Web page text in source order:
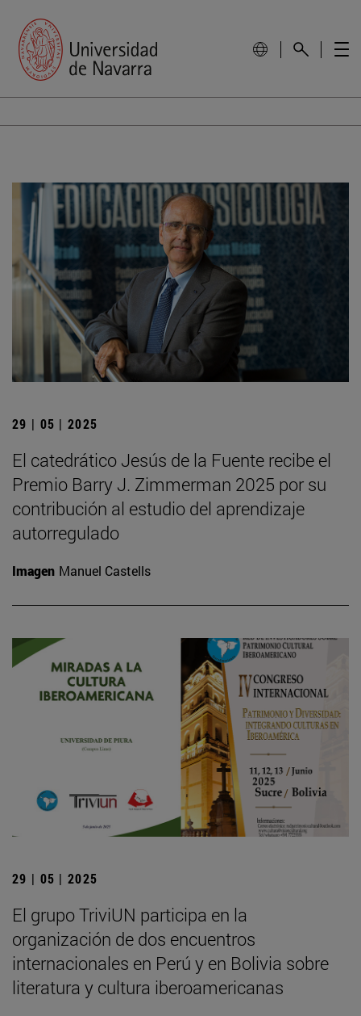
29 | 05 | 2025
El catedrático Jesús de la Fuente recibe el
Premio Barry J. Zimmerman 2025 por su
contribución al estudio del aprendizaje
autorregulado
Imagen Manuel Castells
29 | 05 | 2025
El grupo TriviUN participa en la
organización de dos encuentros
internacionales en Perú y en Bolivia sobre
literatura y cultura iberoamericanas